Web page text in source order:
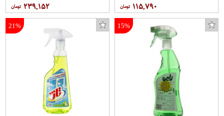
۱۱۵,۷۹۰ ۲۳۹,۱۵۲
15%
21%